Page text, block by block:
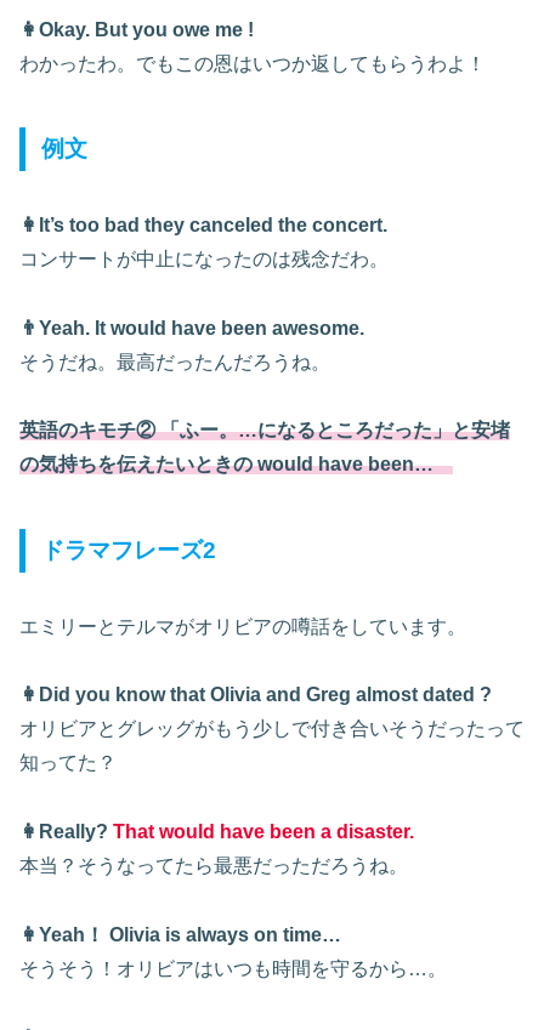
👩Okay. But you owe me !
わかったわ。でもこの恩はいつか返してもらうわよ！
例文
👩It’s too bad they canceled the concert.
コンサートが中止になったのは残念だわ。
👨Yeah. It would have been awesome.
そうだね。最高だったんだろうね。
英語のキモチ② 「ふー。…になるところだった」と安堵
の気持ちを伝えたいときの would have been…
ドラマフレーズ2
エミリーとテルマがオリビアの噂話をしています。
👩Did you know that Olivia and Greg almost dated ?
オリビアとグレッグがもう少しで付き合いそうだったって
知ってた？
👩Really? That would have been a disaster.
本当？そうなってたら最悪だっただろうね。
👩Yeah！ Olivia is always on time…
そう そう ！オリビアはいつも時間を守るから…。